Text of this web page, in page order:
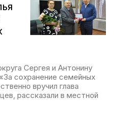
Сергея и Антонину
сохранение семейных
вручил глава
рассказали в местной